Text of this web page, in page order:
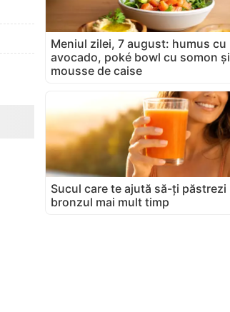
Meniul zilei, 7 august: humus cu
avocado, poké bowl cu somon și
mousse de caise
Sucul care te ajută să-ți păstrezi
bronzul mai mult timp